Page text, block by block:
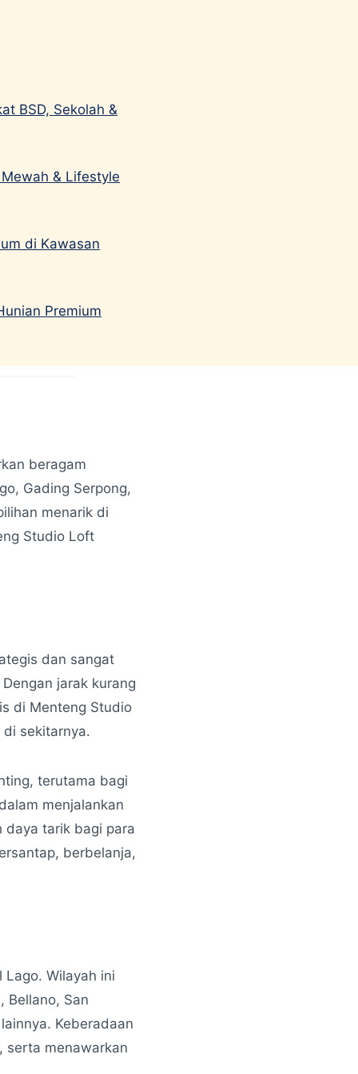
BSD, Sekolah &
& Lifestyle
di Kawasan
Premium
beragam
Gading Serpong,
menarik di
Studio Loft
dan sangat
jarak kurang
di Menteng Studio
sekitarnya.
terutama bagi
menjalankan
daya tarik bagi para
berbelanja,
Wilayah ini
Bellano, San
Keberadaan
serta menawarkan